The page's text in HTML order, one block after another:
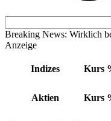
Breaking News: Wirklich
Anzeige
Indizes Kurs
Aktien Kurs